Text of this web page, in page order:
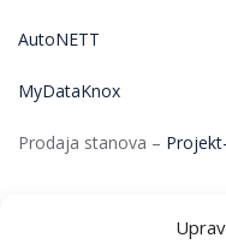
AutoNETT
MyDataKnox
Prodaja stanova –